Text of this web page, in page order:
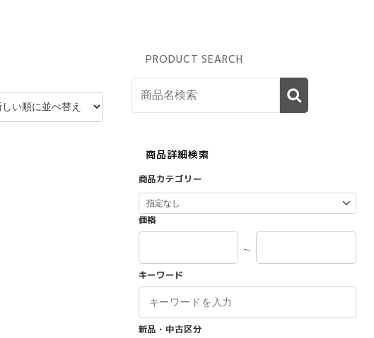
PRODUCT SEARCH
商品詳細検索
商品カテゴリー
価格
～
キーワード
新品・中古区分